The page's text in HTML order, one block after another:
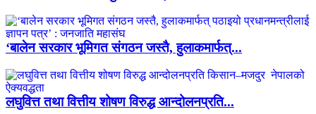
‘बालेन सरकार भूमिगत संगठन जस्तै, हुलाकमार्फत्...
लघुवित्त तथा वित्तीय शोषण विरुद्ध आन्दोलनप्रति...